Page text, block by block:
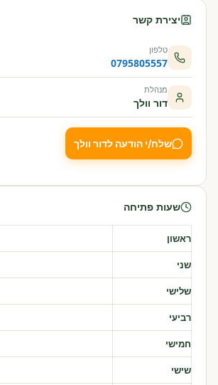
יצירת קשר
טלפון
0795805557
מנהלת
דור וולך
שלח/י הודעה לדור וולך
שעות פתיחה
ראשון
שני
שלישי
רביעי
חמישי
שישי